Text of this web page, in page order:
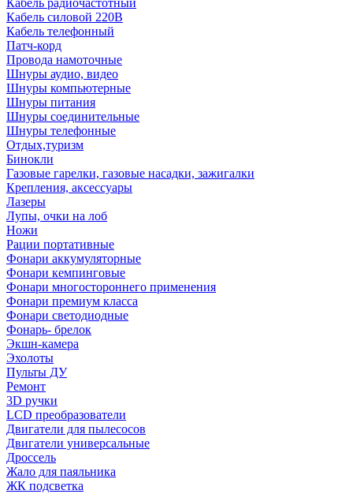
Кабель радиочастотный
Кабель силовой 220В
Кабель телефонный
Патч-корд
Провода намоточные
Шнуры аудио, видео
Шнуры компьютерные
Шнуры питания
Шнуры соединительные
Шнуры телефонные
Отдых,туризм
Бинокли
Газовые гарелки, газовые насадки, зажигалки
Крепления, аксессуары
Лазеры
Лупы, очки на лоб
Ножи
Рации портативные
Фонари аккумуляторные
Фонари кемпинговые
Фонари многостороннего применения
Фонари премиум класса
Фонари светодиодные
Фонарь- брелок
Экшн-камера
Эхолоты
Пульты ДУ
Ремонт
3D ручки
LCD преобразователи
Двигатели для пылесосов
Двигатели универсальные
Дроссель
Жало для паяльника
ЖК подсветка